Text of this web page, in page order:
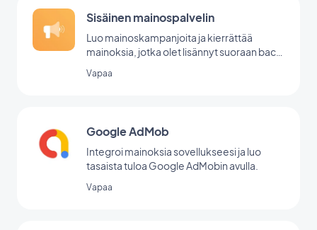
Sisäinen mainospalvelin
Luo mainoskampanjoita ja kierrättää
mainoksia, jotka olet lisännyt suoraan back
Vapaa
Google AdMob
Integroi mainoksia sovellukseesi ja luo
tasaista tuloa Google AdMobin avulla.
Vapaa